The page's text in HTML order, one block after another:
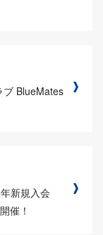
ブ BlueMates
新規入会
催！